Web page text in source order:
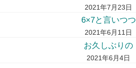
2021年7月23日
6×7と言いつつ
2021年6月11日
お久しぶりの
2021年6月4日